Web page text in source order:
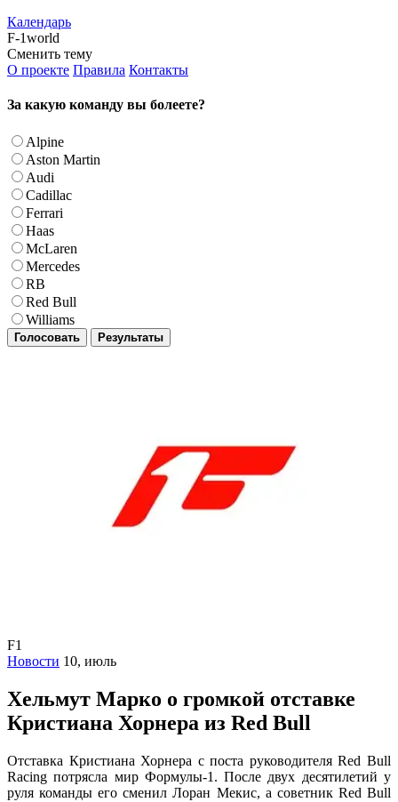
Календарь
F-1world
Сменить тему
О проекте Правила Контакты
За какую команду вы болеете?
Alpine
Aston Martin
Audi
Cadillac
Ferrari
Haas
McLaren
Mercedes
RB
Red Bull
Williams
Голосовать Результаты
F1
Новости 10, июль
Хельмут Марко о громкой отставке
Кристиана Хорнера из Red Bull
Отставка Кристиана Хорнера с поста руководителя Red Bull
Racing потрясла мир Формулы-1. После двух десятилетий у
руля команды его сменил Лоран Мекис, а советник Red Bull